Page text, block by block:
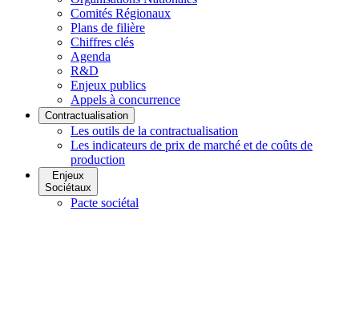
Comités Régionaux
Plans de filière
Chiffres clés
Agenda
R&D
Enjeux publics
Appels à concurrence
Contractualisation
Les outils de la contractualisation
Les indicateurs de prix de marché et de coûts de
production
Enjeux
Sociétaux
Pacte sociétal